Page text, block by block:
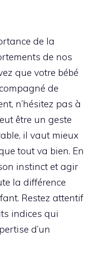
de la
de nos
que votre bébé
de
n’hésitez pas à
être un geste
il vaut mieux
tout va bien. En
instinct et agir
la différence
Restez attentif
indices qui
d’un